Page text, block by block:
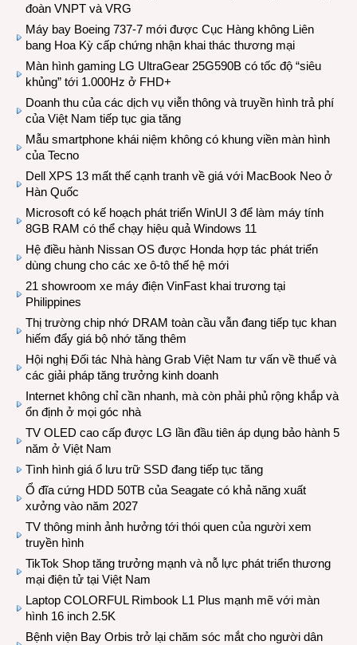
đoàn VNPT và VRG
Máy bay Boeing 737-7 mới được Cục Hàng không Liên
bang Hoa Kỳ cấp chứng nhận khai thác thương mại
Màn hình gaming LG UltraGear 25G590B có tốc độ “siêu
khủng” tới 1.000Hz ở FHD+
Doanh thu của các dịch vụ viễn thông và truyền hình trả phí
của Việt Nam tiếp tục gia tăng
Mẫu smartphone khái niệm không có khung viền màn hình
của Tecno
Dell XPS 13 mất thế cạnh tranh về giá với MacBook Neo ở
Hàn Quốc
Microsoft có kế hoạch phát triển WinUI 3 để làm máy tính
8GB RAM có thể chạy hiệu quả Windows 11
Hệ điều hành Nissan OS được Honda hợp tác phát triển
dùng chung cho các xe ô-tô thế hệ mới
21 showroom xe máy điện VinFast khai trương tại
Philippines
Thị trường chip nhớ DRAM toàn cầu vẫn đang tiếp tục khan
hiếm đẩy giá bộ nhớ tăng thêm
Hội nghị Đối tác Nhà hàng Grab Việt Nam tư vấn về thuế và
các giải pháp tăng trưởng kinh doanh
Internet không chỉ cần nhanh, mà còn phải phủ rộng khắp và
ổn định ở mọi góc nhà
TV OLED cao cấp được LG lần đầu tiên áp dụng bảo hành 5
năm ở Việt Nam
Tình hình giá ổ lưu trữ SSD đang tiếp tục tăng
Ổ đĩa cứng HDD 50TB của Seagate có khả năng xuất
xưởng vào năm 2027
TV thông minh ảnh hưởng tới thói quen của người xem
truyền hình
TikTok Shop tăng trưởng mạnh và nỗ lực phát triển thương
mại điện tử tại Việt Nam
Laptop COLORFUL Rimbook L1 Plus mạnh mẽ với màn
hình 16 inch 2.5K
Bệnh viện Bay Orbis trở lại chăm sóc mắt cho người dân